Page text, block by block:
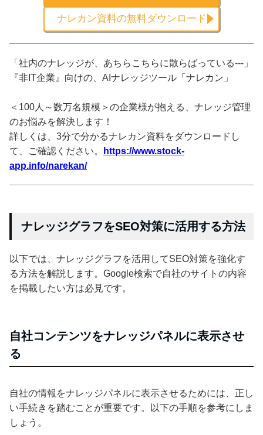
ナレカン資料の無料ダウンロード
「社内のナレッジが、あちらこちらに散らばっている---」
『非IT企業』向けの、AIナレッジツール「ナレカン」
＜100人～数万名規模＞の企業様が抱える、ナレッジ管理
のお悩みを解決します！
詳しくは、3分で分かるナレカン資料をダウンロードし
て、ご確認ください。
https://www.stock-
app.info/narekan/
ナレッジグラフをSEO対策に活用する方法
以下では、ナレッジグラフを活用してSEO対策を強化す
る方法を解説します。Google検索で自社のサイトの内容
を掲載したい方は必見です。
自社コンテンツをナレッジパネルに表示させ
る
自社の情報をナレッジパネルに表示させるためには、正し
い手続きを踏むことが重要です。以下の手順を参考にしま
しょう。